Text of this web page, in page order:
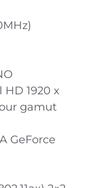
HD 1920 x
gamut
GeForce